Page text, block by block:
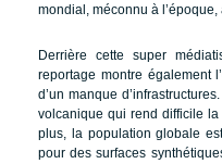
mondial, méconnu à
Derrière cette super
reportage montre également
d’un manque
volcanique qui rend difficile
plus, la population globale
pour des surfaces